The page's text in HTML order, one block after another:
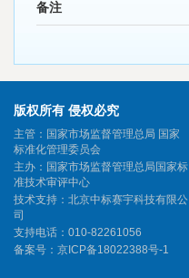
备注
版权所有 侵权必究
主管：国家市场监督管理总局 国家
标准化管理委员会
主办：国家市场监督管理总局国家标
准技术审评中心
技术支持：北京中标赛宇科技有限公
司
支持电话：010-82261056
备案号： 京ICP备18022388号-1